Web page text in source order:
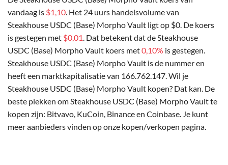
vandaag is $1,10. Het 24 uurs handelsvolume van
Steakhouse USDC (Base) Morpho Vault ligt op $0. De koers
is gestegen met $0,01. Dat betekent dat de Steakhouse
USDC (Base) Morpho Vault koers met0,10% is gestegen.
Steakhouse USDC (Base) Morpho Vault is de nummer en
heeft een marktkapitalisatie van 166.762.147. Wil je
Steakhouse USDC (Base) Morpho Vault kopen? Dat kan. De
beste plekken om Steakhouse USDC (Base) Morpho Vault te
kopen zijn: Bitvavo, KuCoin, Binance en Coinbase. Je kunt
meer aanbieders vinden op onze kopen/verkopen pagina.